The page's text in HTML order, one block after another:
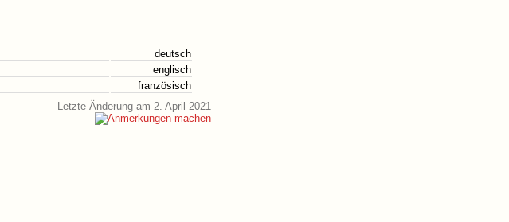
deutsch
englisch
französisch
Letzte Änderung am 2. April 2021